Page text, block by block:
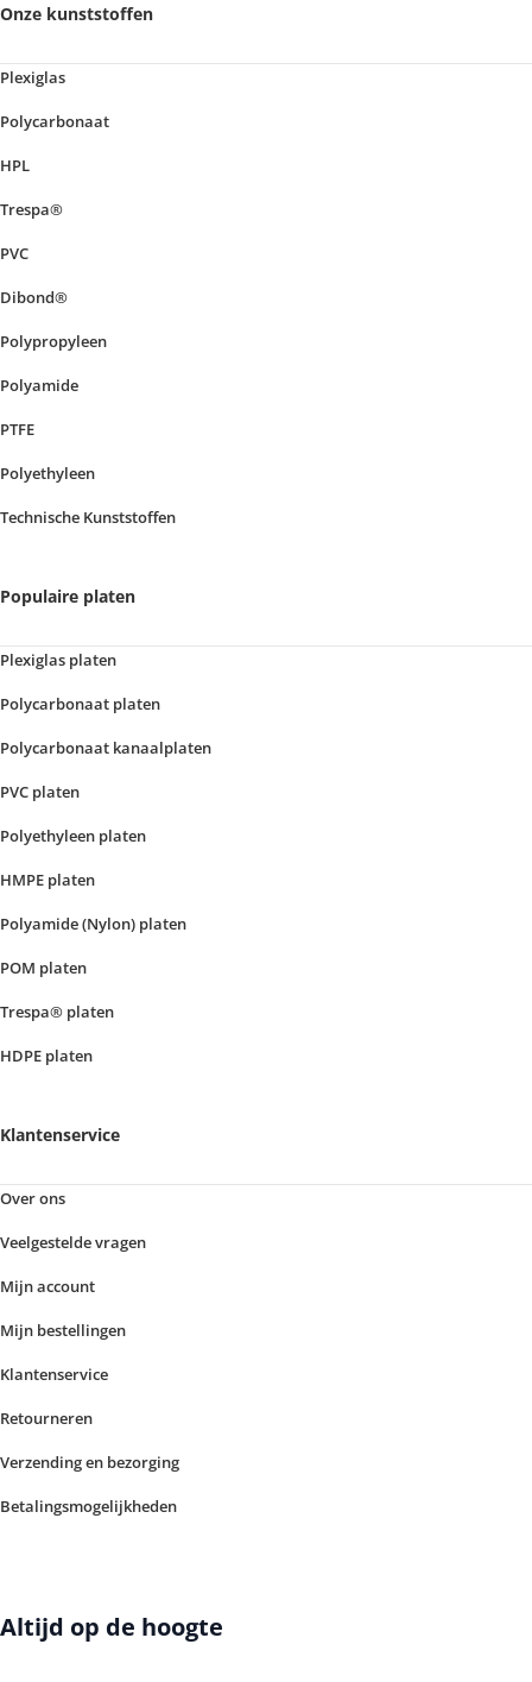
Onze kunststoffen
Plexiglas
Polycarbonaat
HPL
Trespa®
PVC
Dibond®
Polypropyleen
Polyamide
PTFE
Polyethyleen
Technische Kunststoffen
Populaire platen
Plexiglas platen
Polycarbonaat platen
Polycarbonaat kanaalplaten
PVC platen
Polyethyleen platen
HMPE platen
Polyamide (Nylon) platen
POM platen
Trespa® platen
HDPE platen
Klantenservice
Over ons
Veelgestelde vragen
Mijn account
Mijn bestellingen
Klantenservice
Retourneren
Verzending en bezorging
Betalingsmogelijkheden
Altijd op de hoogte